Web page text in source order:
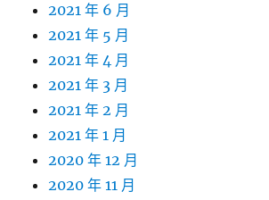
2021 年 6 月
2021 年 5 月
2021 年 4 月
2021 年 3 月
2021 年 2 月
2021 年 1 月
2020 年 12 月
2020 年 11 月